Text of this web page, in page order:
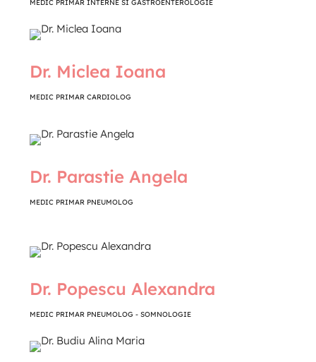
MEDIC PRIMAR INTERNE SI GASTROENTEROLOGIE
Dr. Miclea Ioana
MEDIC PRIMAR CARDIOLOG
Dr. Parastie Angela
MEDIC PRIMAR PNEUMOLOG
Dr. Popescu Alexandra
MEDIC PRIMAR PNEUMOLOG - SOMNOLOGIE